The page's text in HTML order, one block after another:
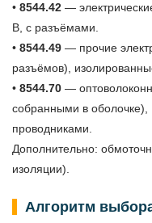
• 8544.42 —
В, с разъёмами.
• 8544.49 — прочие
разъёмов),
• 8544.70 —
собранными в оболочке),
проводниками.
Дополнительно:
изоляции).
Алгоритм